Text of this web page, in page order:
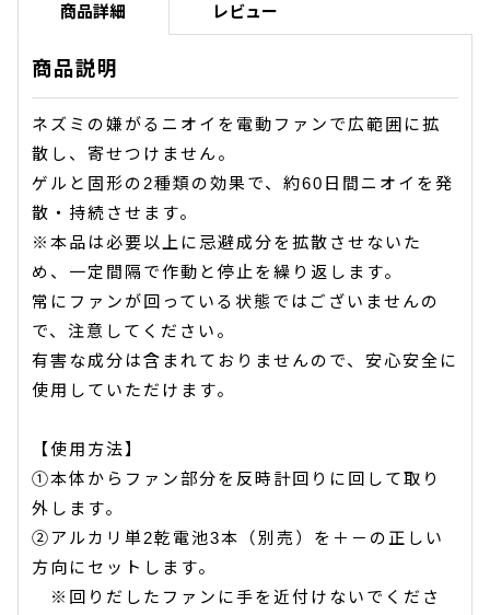
商品詳細 レビュー
商品説明
ネズミの嫌がるニオイを電動ファンで広範囲に拡
散し、寄せつけません。
ゲルと固形の2種類の効果で、約60日間ニオイを発
散・持続させます。
※本品は必要以上に忌避成分を拡散させないた
め、一定間隔で作動と停止を繰り返します。
常にファンが回っている状態ではございませんの
で、注意してください。
有害な成分は含まれておりませんので、安心安全に
使用していただけます。
【使用方法】
①本体からファン部分を反時計回りに回して取り
外します。
②アルカリ単2乾電池3本（別売）を＋－の正しい
方向にセットします。
※回りだしたファンに手を近付けないでくださ